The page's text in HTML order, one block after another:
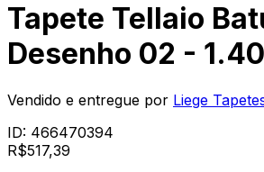
Tapete Tellaio
Desenho 02 -
Vendido e entregue por Liege
ID: 466470394
R$517,39